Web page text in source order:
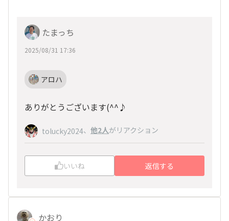
たまっち
2025/08/31 17:36
アロハ
ありがとうございます(^^♪
tolucky2024、 他2人がリアクション
いいね 返信する
かおり